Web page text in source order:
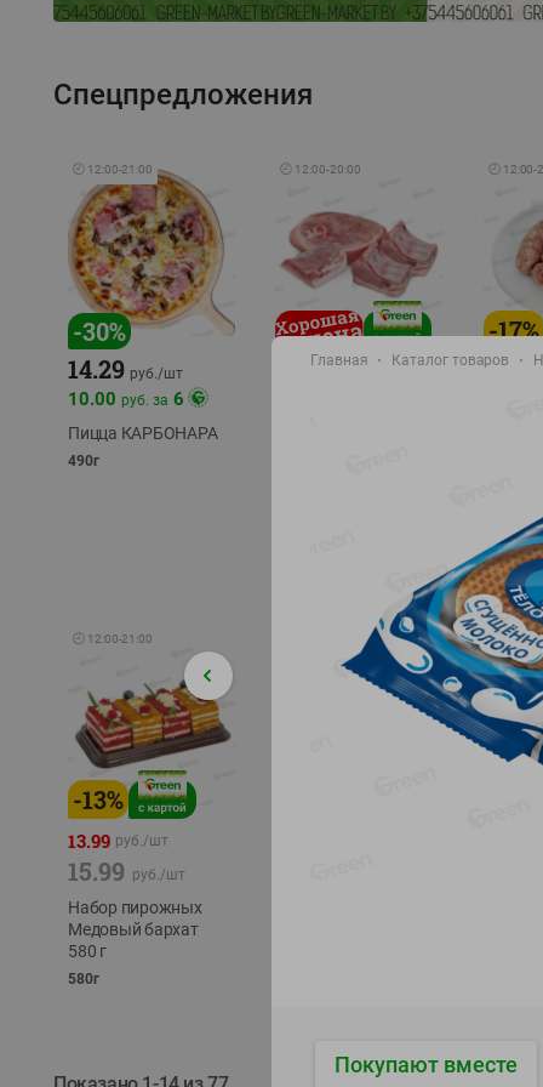
Спецпредложения
🕘 12:00-21:00
-30%
14.29 руб./шт
10.00 руб. за 6
Пицца КАРБОНАРА
490г
🕘 12:00-20:00
10.49
🕘 12:00-
-17%
9.99
🕘 12:00-21:00
-13%
13.99 руб./шт
15.99 руб./шт
Набор пирожных
Медовый бархат
580 г
580г
Главная Каталог товаров
Покупают вместе